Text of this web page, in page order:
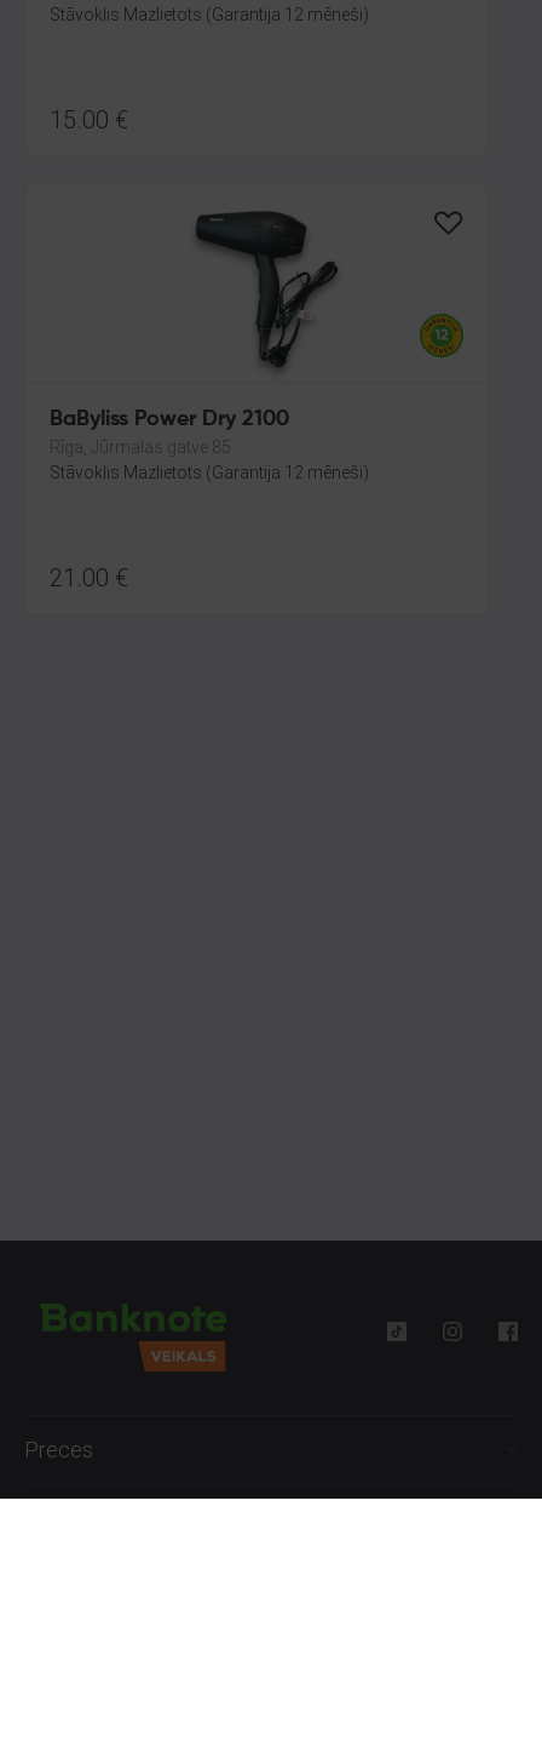
Stāvoklis Mazlietots (Garantija 12 mēneši)
15.00 €
BaByliss Power Dry 2100
Rīga, Jūrmalas gatve 85
Stāvoklis Mazlietots (Garantija 12 mēneši)
21.00 €
Preces